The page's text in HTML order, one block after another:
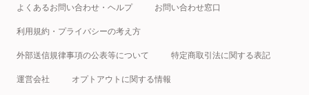
よくあるお問い合わせ・ヘルプ お問い合わせ窓口
利用規約・プライバシーの考え方
外部送信規律事項の公表等について 特定商取引法に関する表記
運営会社 オプトアウトに関する情報